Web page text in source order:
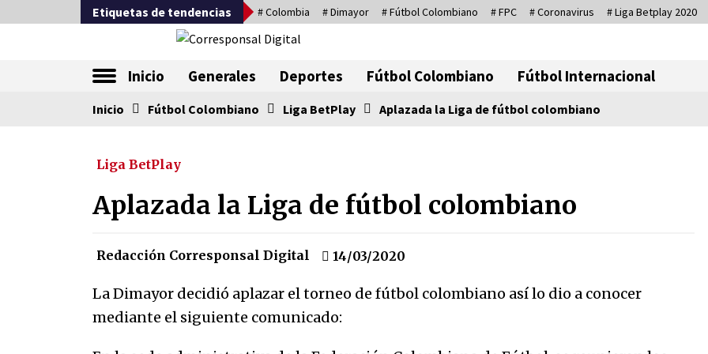
al
Etiquetas de tendencias # Colombia # Dimayor # Fútbol Colombiano # FPC # Coronavirus # Liga Betplay 2020
Corresponsal
Inicio Generales Deportes Fútbol Colombiano Fútbol Internacional
Tendencia ahora
Colombia
08/03/2026
Irán, donde están los pinches
grupos feministas
16/01/2026 15/01/2026
Captura de Maduro, donde
Inicio Fútbol Colombiano Liga BetPlay Aplazada la Liga de fútbol colombiano
Liga BetPlay
Aplazada la Liga de fútbol colombiano
Redacción Corresponsal Digital 14/03/2020
La Dimayor decidió aplazar el torneo de fútbol colombiano así lo dio a conocer
mediante el siguiente comunicado: